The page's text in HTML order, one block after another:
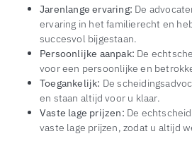
Jarenlange ervaring: De
ervaring in het familierecht en
succesvol bijgestaan.
Persoonlijke aanpak: De
voor een persoonlijke en
Toegankelijk: De
en staan altijd voor u klaar.
Vaste lage prijzen: De
vaste lage prijzen, zodat u altijd